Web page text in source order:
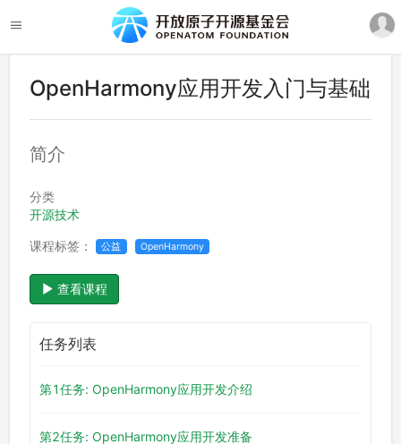
OpenHarmony应用开发入门与基础
简介
分类
开源技术
课程标签： 公益 OpenHarmony
查看课程
任务列表
第1任务: OpenHarmony应用开发介绍
第2任务: OpenHarmony应用开发准备